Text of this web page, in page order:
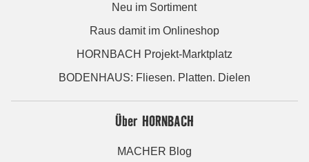
Neu im Sortiment
Raus damit im Onlineshop
HORNBACH Projekt-Marktplatz
BODENHAUS: Fliesen. Platten. Dielen
Über HORNBACH
MACHER Blog